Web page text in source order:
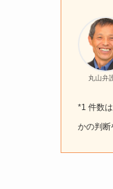
丸山弁
*1 件数
かの判断